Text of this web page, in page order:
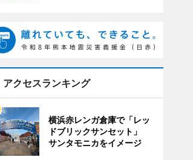
アクセスランキング
横浜赤レンガ倉庫で「レッ
ドブリックサンセット」
サンタモニカをイメージ